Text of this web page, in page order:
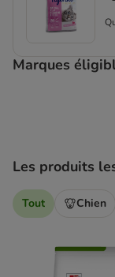
Marques
Les produits
Tout Chien